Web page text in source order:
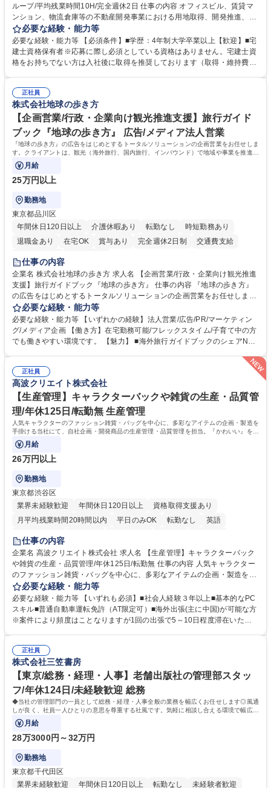
ループ/平均残業時間10H/完全週休2日 仕事の内容 オフィスビル、賃貸マ
ンション、物流倉庫等の不動産開発事業における用地取得、開発推進、賃
貸運営、売却、仲介・活用提案等を行う営業部門において事務業務を担当
いただきます。 【詳細】・契約書管理、契約書製本、捺印対応、ファイリ
ング、登記簿取得、調書取得・支払業務（各種費用支払、支払管理、請
求・支払データ登録、取引先マスター申請対応）・予算作成及び予実管
の他に担当頂く業務が発生する場合があります。 募集職種 【営業事務】
業務職/三井物産グループ/平均残業時間10H/完全週休2日
必要な経験・能力等
必要な経験・能力等 【必須条件】■学歴：4年制大学卒業以上【歓迎】■宅
建士資格保有者※応募に際し必須としている資格はありません。宅建士資
格をお持ちでない方は入社後に取得を推奨しております（取得・維持費用
ション力がある方。 ・チャレンジを厭わず、粘り強く業務に取り組める
方。多様な関係者と謙虚に信頼関係を構築でき、期限を意識したスケジュ
ール管理が出来る方。※将来的に他部署（営業部門、コーポレート部門）
へのジョブローテーションの可能性があります。 学歴・資格 学歴：大学
院 大学 語学力： 資格：宅地建物取引士
正社員
株式会社地球の歩き方
【企画営業/行政・企業向け観光推進支援】旅行ガイド
ブック『地球の歩き方』 広告/メディア法人営業
『地球の歩き方』の広告をはじめとするトータルソリューションの企画営業をお任せしま
す。クライアントは、観光（海外旅行、国内旅行、インバウンド）で地域や事業を推進し
たい国内外の行政や企業です。
月給
25万円以上
勤務地
東京都品川区
年間休日120日以上
介護休暇あり 転勤なし
時短勤務あり
退職金あり
在宅OK 賞与あり 完全週休2日制
交通費支給
駅近5分以内
仕事の内容
企業名 株式会社地球の歩き方 求人名 【企画営業/行政・企業向け観光推進
支援】旅行ガイドブック『地球の歩き方』 仕事の内容 『地球の歩き方』
の広告をはじめとするトータルソリューションの企画営業をお任せしま
す。クライアントは、観光（海外旅行、国内旅行、インバウンド）で地域
や事業を推進したい国内外の行政や企業です。 【業務詳細】■『地球の歩
き方』は海外旅行ガイドブックのNo.1ブランドであり、国内旅行において
も牽引しております。観光推進支援においても、業界を牽引する意欲的な
国策事業です。「GOOD LUCK TRIP」は、海外旅行ガイドブックと同様
に、インバウンドのトップブランドに成長しております■旅が業務であ
り、日常です。旅好きにはこれ以上ない環境です 募集職種 【企画営業/行
政・企業向け観光推進支援】旅行ガイドブック『地球の歩き方』
必要な経験・能力等
必要な経験・能力等 【いずれかの経験】法人営業/広告/PR/マーケティン
グ/メディア企画 【働き方】在宅勤務可能/フレックスタイム/子育て中の方
でも働きやすい環境です。 【魅力】 ■海外旅行ガイドブックのシェアNo.1
ることが可能です。 ■国内旅行ガイドブックは立ち上げ間もない新規事業
であり、「地球の歩き方」としてどう取り組むか、共に形を作るコアメン
バーとして活躍いただきます。 学歴・資格 学歴：大学院 大学 語学力： 資
格：
正社員
高波クリエイト株式会社
【生産管理】キャラクターバックや雑貨の生産・品質管
理/年休125日/転勤無 生産管理
人気キャラクターのファッション雑貨・バッグを中心に、多彩なアイテムの企画・製造を
手掛ける当社にて、自社企画・開発商品の生産管理・品質管理を担当。『かわいい』を届
けるやりがいのあるポジションです。
月給
26万円以上
勤務地
東京都渋谷区
業界未経験歓迎
年間休日120日以上
資格取得支援あり
月平均残業時間20時間以内
平日のみOK 転勤なし
英語
住宅手当あり
完全週休2日制
交通費支給 駅近5分以内 中国語 土日祝休み
仕事の内容
企業名 高波クリエイト株式会社 求人名 【生産管理】キャラクターバック
や雑貨の生産・品質管理/年休125日/転勤無 仕事の内容 人気キャラクター
のファッション雑貨・バッグを中心に、多彩なアイテムの企画・製造を手
掛ける当社にて、自社企画・開発商品の生産管理・品質管理を担当。『か
わいい』を届けるやりがいのあるポジションです。 有名ブランドやキャラ
クターライセンスを活用した商品の企画・開発・販売を行っています。企
画段階から納品まで、商品の製造に関わる全てのプロセスにおいて、生産
元様とのやり取り、輸入関連の書類の管理、国内倉庫での品質チェック、
工場開拓などがございます。 募集職種 【生産管理】キャラクターバック
や雑貨の生産・品質管理/年休125日/転勤無
必要な経験・能力等
必要な経験・能力等 【いずれも必須】■社会人経験３年以上■基本的なPC
スキル■普通自動車運転免許（AT限定可）■海外出張(主に中国)が可能な方
※案件により頻度はことなりますが1回の出張で5～10日程度滞在いただ
め、『コツコツと実直に取り組める方』 ・工場やライセンス元を含む社内
外関係者と友好なコミュニケーションが取れる方 ※折衝は営業担当がメイ
ンで行います。 学歴・資格 学歴：大学院 大学 高専 短大 専修学校 高校 語
学力： 資格：
正社員
株式会社三笠書房
【東京/総務・経理・人事】老舗出版社の管理部スタッ
フ/年休124日/未経験歓迎 総務
◆当社の管理部門の一員として総務・経理・人事全般の業務を幅広くお任せします◎風通
しが良く、社員一人ひとりの意思を尊重する社風です。気軽に相談し合える環境で幅広い
バックオフィス業務を習得いただきます。
月給
28万3000円～32万円
勤務地
東京都千代田区
業界未経験歓迎
年間休日120日以上 転勤なし
未経験者歓迎